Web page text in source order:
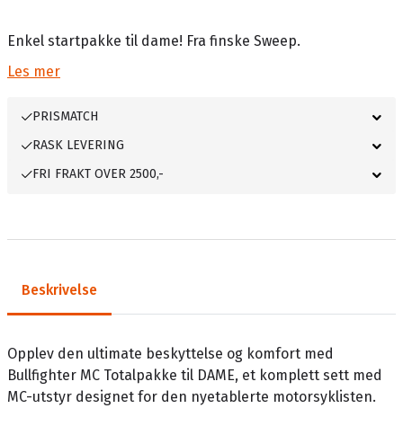
Enkel startpakke til dame! Fra finske Sweep.
Les mer
PRISMATCH
RASK LEVERING
FRI FRAKT OVER 2500,-
Beskrivelse
Opplev den ultimate beskyttelse og komfort med
Bullfighter MC Totalpakke til DAME, et komplett sett med
MC-utstyr designet for den nyetablerte motorsyklisten.